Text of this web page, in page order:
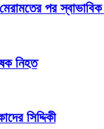
পর
নিহত
সিদ্দিকী